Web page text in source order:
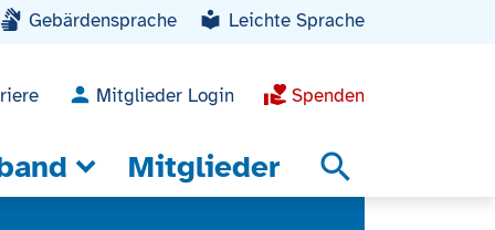
Gebärdensprache Leichte Sprache
Mitglieder Login Spenden
Mitglieder search